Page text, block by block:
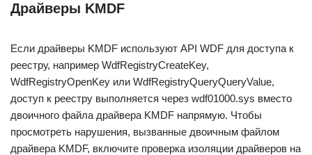
Драйверы KMDF
Если драйверы KMDF используют API WDF для доступа к
реестру, например WdfRegistryCreateKey,
WdfRegistryOpenKey или WdfRegistryQueryQueryValue,
доступ к реестру выполняется через wdf01000.sys вместо
двоичного файла драйвера KMDF напрямую. Чтобы
просмотреть нарушения, вызванные двоичным файлом
драйвера KMDF, включите проверка изоляции драйверов на